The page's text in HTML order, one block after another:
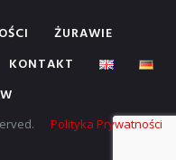
ŻURAWIE
KONTAKT
Polityka Prywatności